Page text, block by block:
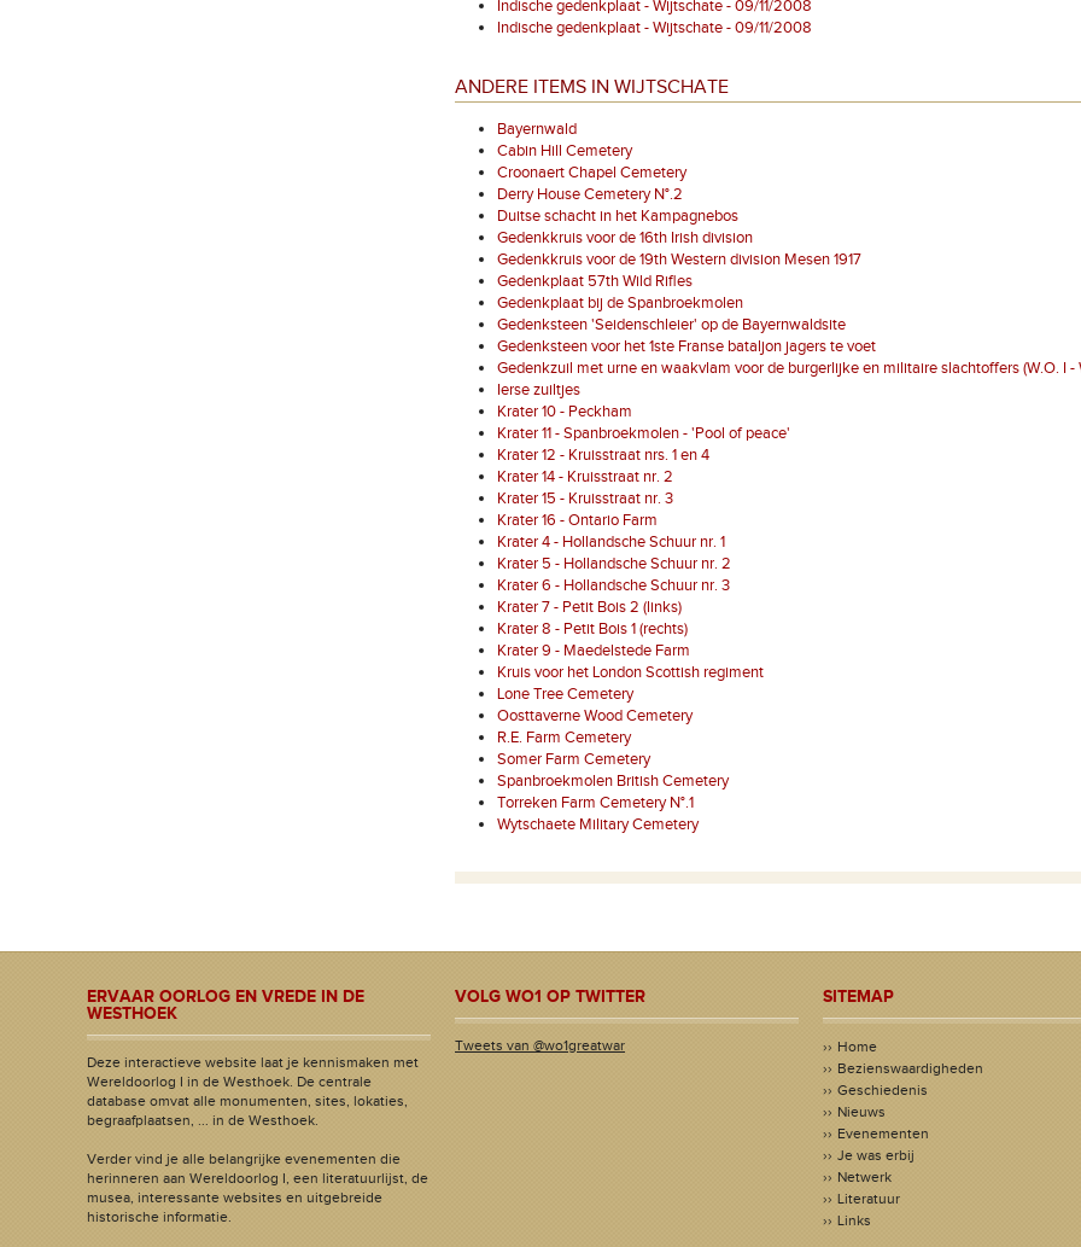
Indische gedenkplaat - Wijtschate - 09/11/2008
Indische gedenkplaat - Wijtschate - 09/11/2008
ANDERE ITEMS IN WIJTSCHATE
Bayernwald
Cabin Hill Cemetery
Croonaert Chapel Cemetery
Derry House Cemetery N°.2
Duitse schacht in het Kampagnebos
Gedenkkruis voor de 16th Irish division
Gedenkkruis voor de 19th Western division Mesen 1917
Gedenkplaat 57th Wild Rifles
Gedenkplaat bij de Spanbroekmolen
Gedenksteen 'Seidenschleier' op de Bayernwaldsite
Gedenksteen voor het 1ste Franse bataljon jagers te voet
Gedenkzuil met urne en waakvlam voor de burgerlijke en militaire slachtoffers (W.O. I -
Ierse zuiltjes
Krater 10 - Peckham
Krater 11 - Spanbroekmolen - 'Pool of peace'
Krater 12 - Kruisstraat nrs. 1 en 4
Krater 14 - Kruisstraat nr. 2
Krater 15 - Kruisstraat nr. 3
Krater 16 - Ontario Farm
Krater 4 - Hollandsche Schuur nr. 1
Krater 5 - Hollandsche Schuur nr. 2
Krater 6 - Hollandsche Schuur nr. 3
Krater 7 - Petit Bois 2 (links)
Krater 8 - Petit Bois 1 (rechts)
Krater 9 - Maedelstede Farm
Kruis voor het London Scottish regiment
Lone Tree Cemetery
Oosttaverne Wood Cemetery
R.E. Farm Cemetery
Somer Farm Cemetery
Spanbroekmolen British Cemetery
Torreken Farm Cemetery N°.1
Wytschaete Military Cemetery
ERVAAR OORLOG EN VREDE IN DE
WESTHOEK
Deze interactieve website laat je kennismaken met
Wereldoorlog I in de Westhoek. De centrale
database omvat alle monumenten, sites, lokaties,
begraafplaatsen, ... in de Westhoek.
Verder vind je alle belangrijke evenementen die
herinneren aan Wereldoorlog I, een literatuurlijst, de
musea, interessante websites en uitgebreide
historische informatie.
VOLG WO1 OP TWITTER
Tweets van @wo1greatwar
SITEMAP
Home
Bezienswaardigheden
Geschiedenis
Nieuws
Evenementen
Je was erbij
Netwerk
Literatuur
Links